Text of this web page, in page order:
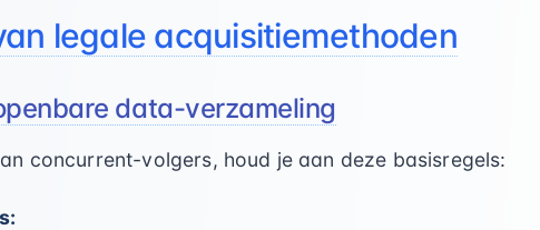
legale acquisitiemethoden
data-verzameling
concurrent-volgers, houd je aan deze basisregels: